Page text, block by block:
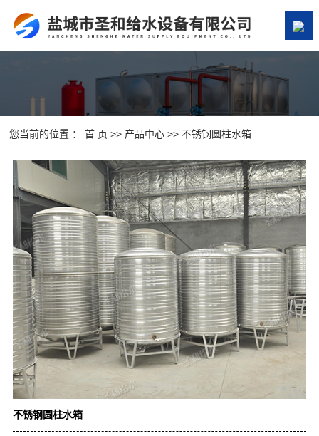
关于我们
产品中心
案例展示
新闻资讯
在线留言
联系我们
您当前的位置 ：首 页 >> 产品中心 >>不锈钢圆柱水箱
不锈钢圆柱水箱